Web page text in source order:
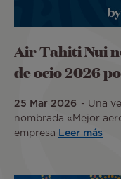
Air Tahiti Nui
de ocio 2026
25 Mar 2026
Una
nombrada «Mejor
empresa
Leer más